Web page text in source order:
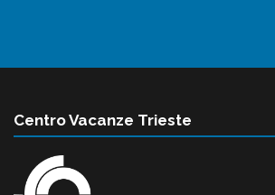
Centro Vacanze Trieste